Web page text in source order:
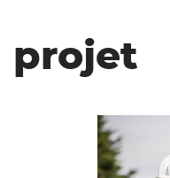
projet